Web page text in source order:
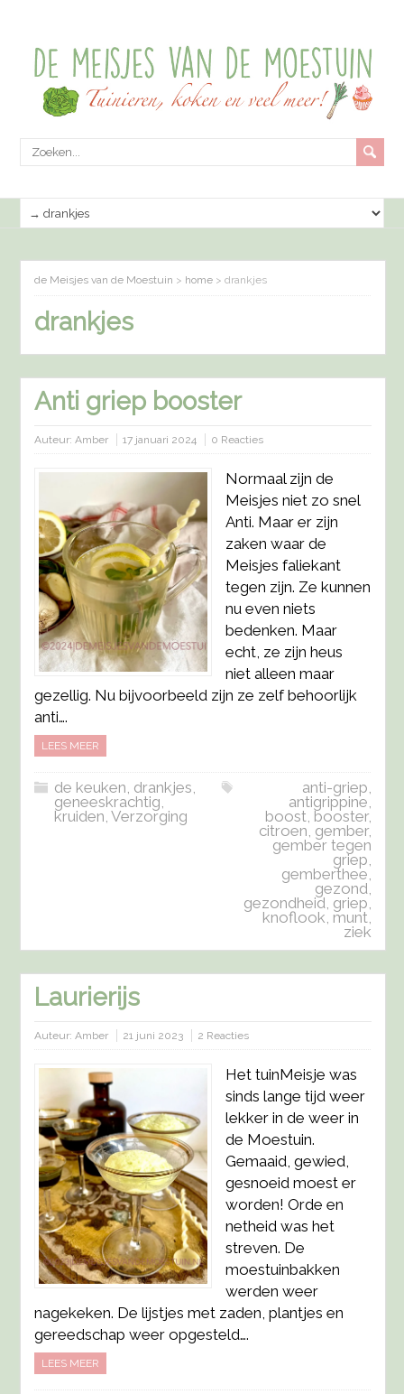
de Meisjes van de Moestuin > home >drankjes
drankjes
Anti griep booster
Auteur: Amber 17 januari 2024 0 Reacties
Normaal zijn de
Meisjes niet zo snel
Anti. Maar er zijn
zaken waar de
Meisjes faliekant
tegen zijn. Ze kunnen
nu even niets
bedenken. Maar
echt, ze zijn heus
niet alleen maar
gezellig. Nu bijvoorbeeld zijn ze zelf behoorlijk
anti….
LEES MEER
de keuken drankjes
geneeskrachtig
kruiden ,Verzorging
anti-griep
antigrippine
boost booster,
citroen gember,
gember tegen
griep
gemberthee
gezond
gezondheid griep
knoflook munt
ziek
Laurierijs
Auteur: Amber 21 juni 2023 2 Reacties
Het tuinMeisje was
sinds lange tijd weer
lekker in de weer in
de Moestuin.
Gemaaid, gewied,
gesnoeid moest er
worden! Orde en
netheid was het
streven. De
moestuinbakken
werden weer
nagekeken. De lijstjes met zaden, plantjes en
gereedschap weer opgesteld….
LEES MEER